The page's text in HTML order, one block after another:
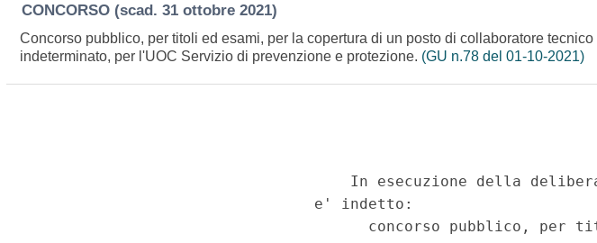
CONCORSO (scad. 31 ottobre 2021)
Concorso pubblico, per titoli ed esami, per la copertura di un posto di collaboratore
indeterminato, per l'UOC Servizio di prevenzione e protezione. (GU n.78 del 01-10-2021)